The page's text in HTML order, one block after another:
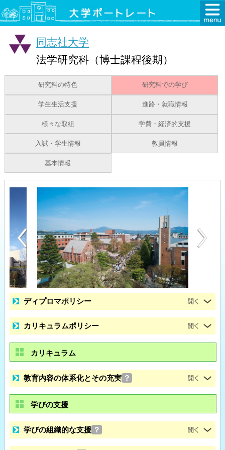
同志社大学
法学研究科（博士課程後期）
研究科の特色 研究科での学び
学生生活支援 進路・就職情報
様々な取組 学費・経済的支援
入試・学生情報 教員情報
基本情報
ディプロマポリシー
カリキュラムポリシー
カリキュラム
教育内容の体系化とその充実 ？
学びの支援
学びの組織的な支援 ？